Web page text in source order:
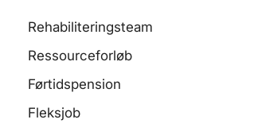
Rehabiliteringsteam
Ressourceforløb
Førtidspension
Fleksjob